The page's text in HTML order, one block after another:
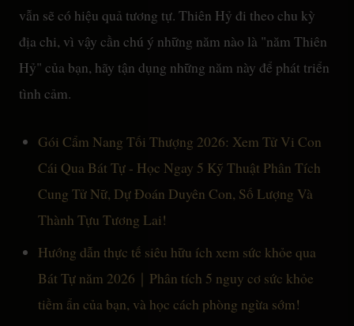
vẫn sẽ có hiệu quả tương tự. Thiên Hỷ đi theo chu kỳ
địa chi, vì vậy cần chú ý những năm nào là "năm Thiên
Hỷ" của bạn, hãy tận dụng những năm này để phát triển
tình cảm.
Gói Cẩm Nang Tối Thượng 2026: Xem Tử Vi Con
Cái Qua Bát Tự - Học Ngay 5 Kỹ Thuật Phân Tích
Cung Tử Nữ, Dự Đoán Duyên Con, Số Lượng Và
Thành Tựu Tương Lai!
Hướng dẫn thực tế siêu hữu ích xem sức khỏe qua
Bát Tự năm 2026｜Phân tích 5 nguy cơ sức khỏe
tiềm ẩn của bạn, và học cách phòng ngừa sớm!